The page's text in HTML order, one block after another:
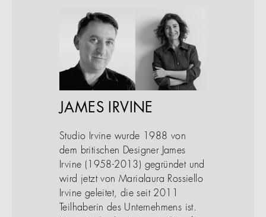
JAMES IRVINE
Studio Irvine wurde 1988 von
dem britischen Designer James
Irvine (1958-2013) gegründet und
wird jetzt von Marialaura Rossiello
Irvine geleitet, die seit 2011
Teilhaberin des Unternehmens ist.